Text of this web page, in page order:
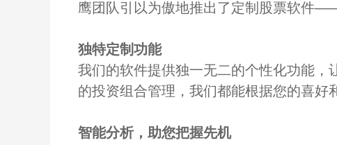
鹰团队引以为傲地推出了定制股票软件
独特定制功能
我们的软件提供独一无二的个性化功能
的投资组合管理，我们都能根据您的喜好
智能分析，助您把握先机